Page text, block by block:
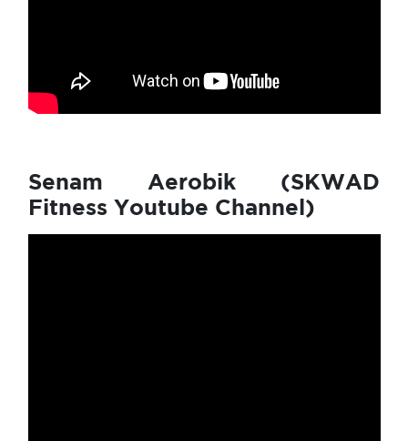
Senam Aerobik (SKWAD
Fitness Youtube Channel)